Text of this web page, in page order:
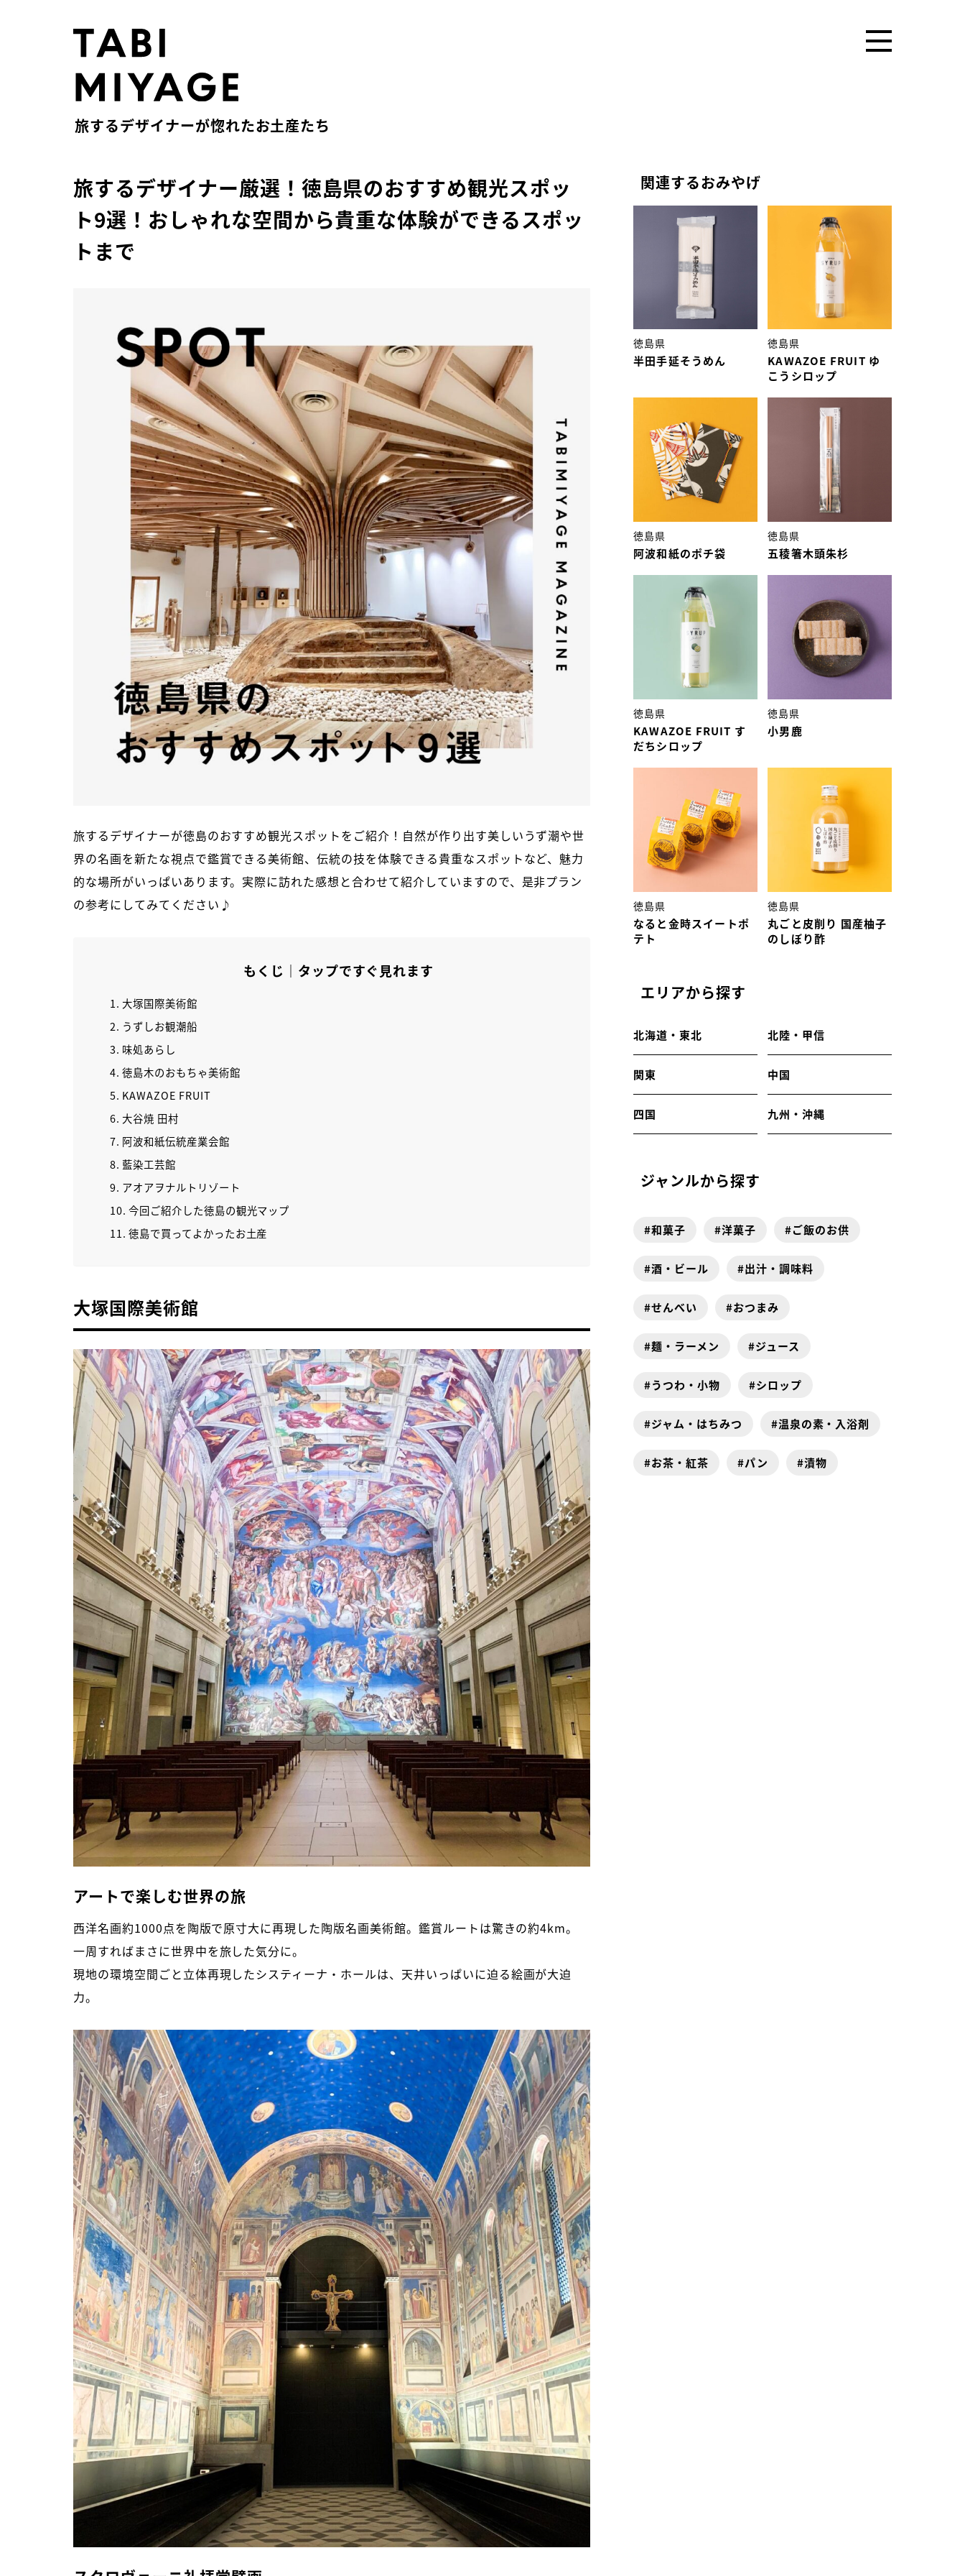
旅するデザイナーが惚れたお土産たち
旅するデザイナー厳選！徳島県のおすすめ観光スポッ
ト9選！おしゃれな空間から貴重な体験ができるスポッ
トまで
旅するデザイナーが徳島のおすすめ観光スポットをご紹介！自然が作り出す美しいうず潮や世
界の名画を新たな視点で鑑賞できる美術館、伝統の技を体験できる貴重なスポットなど、魅力
的な場所がいっぱいあります。実際に訪れた感想と合わせて紹介していますので、是非プラン
の参考にしてみてください♪
もくじ｜タップですぐ見れます
大塚国際美術館
うずしお観潮船
味処あらし
徳島木のおもちゃ美術館
KAWAZOE FRUIT
大谷焼 田村
阿波和紙伝統産業会館
藍染工芸館
アオアヲナルトリゾート
今回ご紹介した徳島の観光マップ
徳島で買ってよかったお土産
大塚国際美術館
アートで楽しむ世界の旅
西洋名画約1000点を陶版で原寸大に再現した陶版名画美術館。鑑賞ルートは驚きの約4km。
一周すればまさに世界中を旅した気分に。
現地の環境空間ごと立体再現したシスティーナ・ホールは、天井いっぱいに迫る絵画が大迫
力。
関連するおみやげ
徳島県
半田手延そうめん
徳島県
KAWAZOE FRUIT ゆ
こうシロップ
徳島県
阿波和紙のポチ袋
徳島県
五稜箸木頭朱杉
徳島県
KAWAZOE FRUIT す
だちシロップ
徳島県
小男鹿
徳島県
なると金時スイートポ
テト
徳島県
丸ごと皮削り 国産柚子
のしぼり酢
エリアから探す
北海道・東北 北陸・甲信
関東 中国
四国 九州・沖縄
ジャンルから探す
和菓子 洋菓子 ご飯のお供
酒・ビール 出汁・調味料
せんべい おつまみ
麺・ラーメン ジュース
うつわ・小物 シロップ
ジャム・はちみつ 温泉の素・入浴剤
お茶・紅茶 パン 漬物